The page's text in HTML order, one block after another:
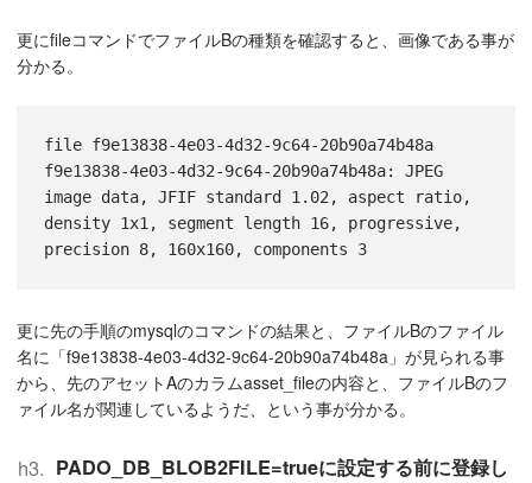
更にfileコマンドでファイルBの種類を確認すると、画像である事が
分かる。
file f9e13838-4e03-4d32-9c64-20b90a74b48a
f9e13838-4e03-4d32-9c64-20b90a74b48a: JPEG
image data, JFIF standard 1.02, aspect ratio,
density 1x1, segment length 16, progressive,
precision 8, 160x160, components 3
更に先の手順のmysqlのコマンドの結果と、ファイルBのファイル
名に「f9e13838-4e03-4d32-9c64-20b90a74b48a」が見られる事
から、先のアセットAのカラムasset_fileの内容と、ファイルBのフ
ァイル名が関連しているようだ、という事が分かる。
PADO_DB_BLOB2FILE=trueに設定する前に登録し